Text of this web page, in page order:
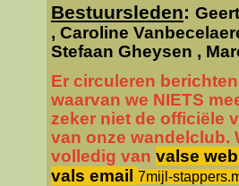
Bestuursleden:
, Caroline
Stefaan Gheysen ,
Er circuleren
waarvan we NIETS
zeker niet de officiële
van onze wandelclub.
volledig van valse
vals email 7mijl-